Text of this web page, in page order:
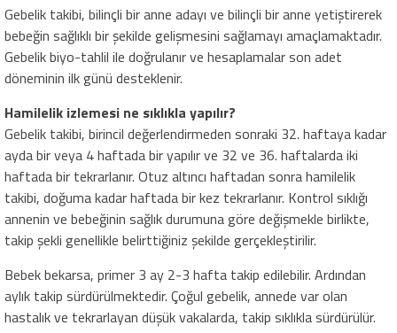
Gebelik takibi, bilinçli bir anne adayı ve bilinçli bir anne yetiştirerek
bebeğin sağlıklı bir şekilde gelişmesini sağlamayı amaçlamaktadır.
Gebelik biyo-tahlil ile doğrulanır ve hesaplamalar son adet
döneminin ilk günü desteklenir.
Hamilelik izlemesi ne sıklıkla yapılır?
Gebelik takibi, birincil değerlendirmeden sonraki 32. haftaya kadar
ayda bir veya 4 haftada bir yapılır ve 32 ve 36. haftalarda iki
haftada bir tekrarlanır. Otuz altıncı haftadan sonra hamilelik
takibi, doğuma kadar haftada bir kez tekrarlanır. Kontrol sıklığı
annenin ve bebeğinin sağlık durumuna göre değişmekle birlikte,
takip şekli genellikle belirttiğiniz şekilde gerçekleştirilir.
Bebek bekarsa, primer 3 ay 2-3 hafta takip edilebilir. Ardından
aylık takip sürdürülmektedir. Çoğul gebelik, annede var olan
hastalık ve tekrarlayan düşük vakalarda, takip sıklıkla sürdürülür.